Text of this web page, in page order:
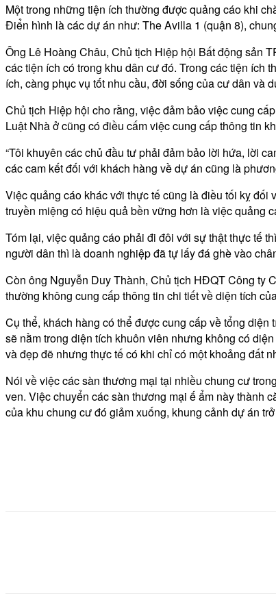
Một trong những tiện ích thường được quảng cáo khi
Điển hình là các dự án như: The Avilla 1 (quận 8),
Ông Lê Hoàng Châu, Chủ tịch Hiệp hội Bất động sản
các tiện ích có trong khu dân cư đó. Trong các tiện ích
ích, càng phục vụ tốt nhu cầu, đời sống của cư dân và
Chủ tịch Hiệp hội cho rằng, việc đảm bảo việc cung
Luật Nhà ở cũng có điều cấm việc cung cấp thông tin
“Tôi khuyên các chủ đầu tư phải đảm bảo lời hứa, lời
các cam kết đối với khách hàng về dự án cũng là
Việc quảng cáo khác với thực tế cũng là điều tối kỵ
truyền miệng có hiệu quả bền vững hơn là việc quảng
Tóm lại, việc quảng cáo phải đi đôi với sự thật thực tế
người dân thì là doanh nghiệp đã tự lấy đá ghè vào
Còn ông Nguyễn Duy Thành, Chủ tịch HĐQT Công ty
thường không cung cấp thông tin chi tiết về diện tích
Cụ thể, khách hàng có thể được cung cấp về tổng
sẽ nằm trong diện tích khuôn viên nhưng không có
và đẹp đẽ nhưng thực tế có khi chỉ có một khoảng đất
Nói về việc các sàn thương mại tại nhiều chung cư
ven. Việc chuyển các sàn thương mại ế ẩm này thành
của khu chung cư đó giảm xuống, khung cảnh dự án